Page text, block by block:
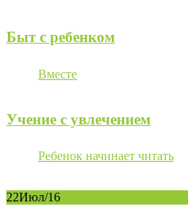
Быт с ребенком
Вместе
Учение с увлечением
Ребенок начинает читать
22Июл/16